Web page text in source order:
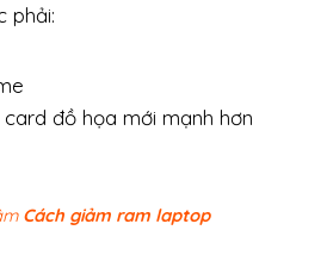
phải:
đồ họa mới mạnh hơn
Cách giảm ram laptop